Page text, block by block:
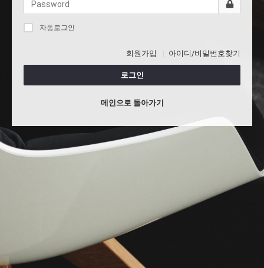
자동로그인
회원가입 아이디/비밀번호찾기
로그인
메인으로 돌아가기